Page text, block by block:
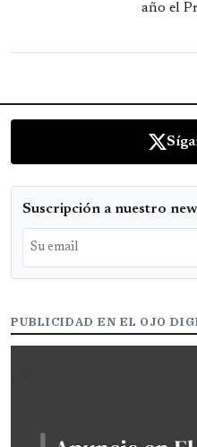
año el
Suscripción a nuestro
PUBLICIDAD EN EL OJO